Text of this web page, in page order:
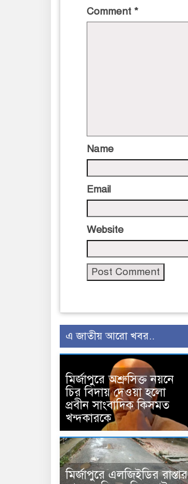
Comment *
Name
Email
Website
এ জাতীয় আরো খবর..
মির্জাপুরে অশ্রুসিক্ত নয়নে
চির বিদায় দেওয়া হলো
প্রবীন সাংবাদিক কিসমত
খন্দকারকে
মির্জাপুরে এলজিইডির রাস্তার